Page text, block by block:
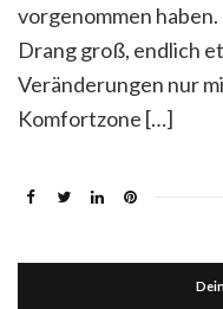
vorgenommen
Drang groß, endlich
Veränderungen nur
Komfortzone […]